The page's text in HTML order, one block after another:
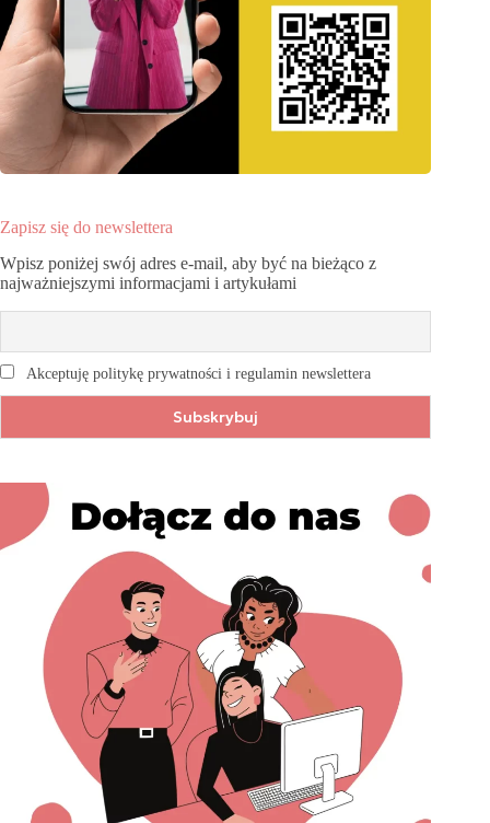
Zapisz się do newslettera
Wpisz poniżej swój adres e-mail, aby być na bieżąco z
najważniejszymi informacjami i artykułami
Akceptuję politykę prywatności i regulamin newslettera